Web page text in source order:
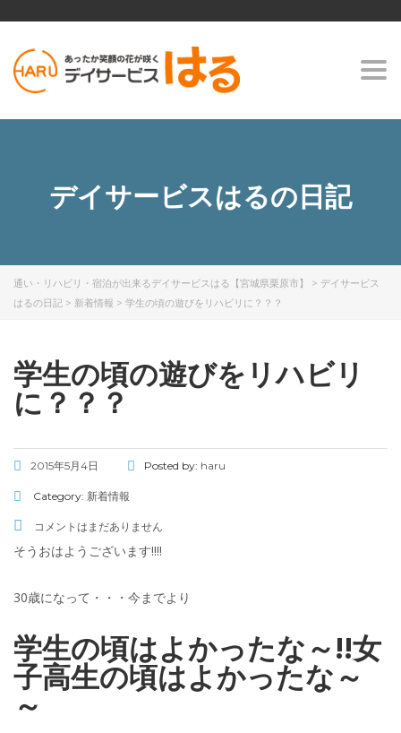
デイサービスはるの日記
通い・リハビリ・宿泊が出来るデイサービスはる【宮城県栗原市】 > デイサービス
はるの日記 > 新着情報 > 学生の頃の遊びをリハビリに？？？
学生の頃の遊びをリハビリ
に？？？
2015年5月4日 Posted by: haru
Category: 新着情報
コメントはまだありません
そうおはようございます!!!!
30歳になって・・・今までより
学生の頃はよかったな～!!女
子高生の頃はよかったな～
～